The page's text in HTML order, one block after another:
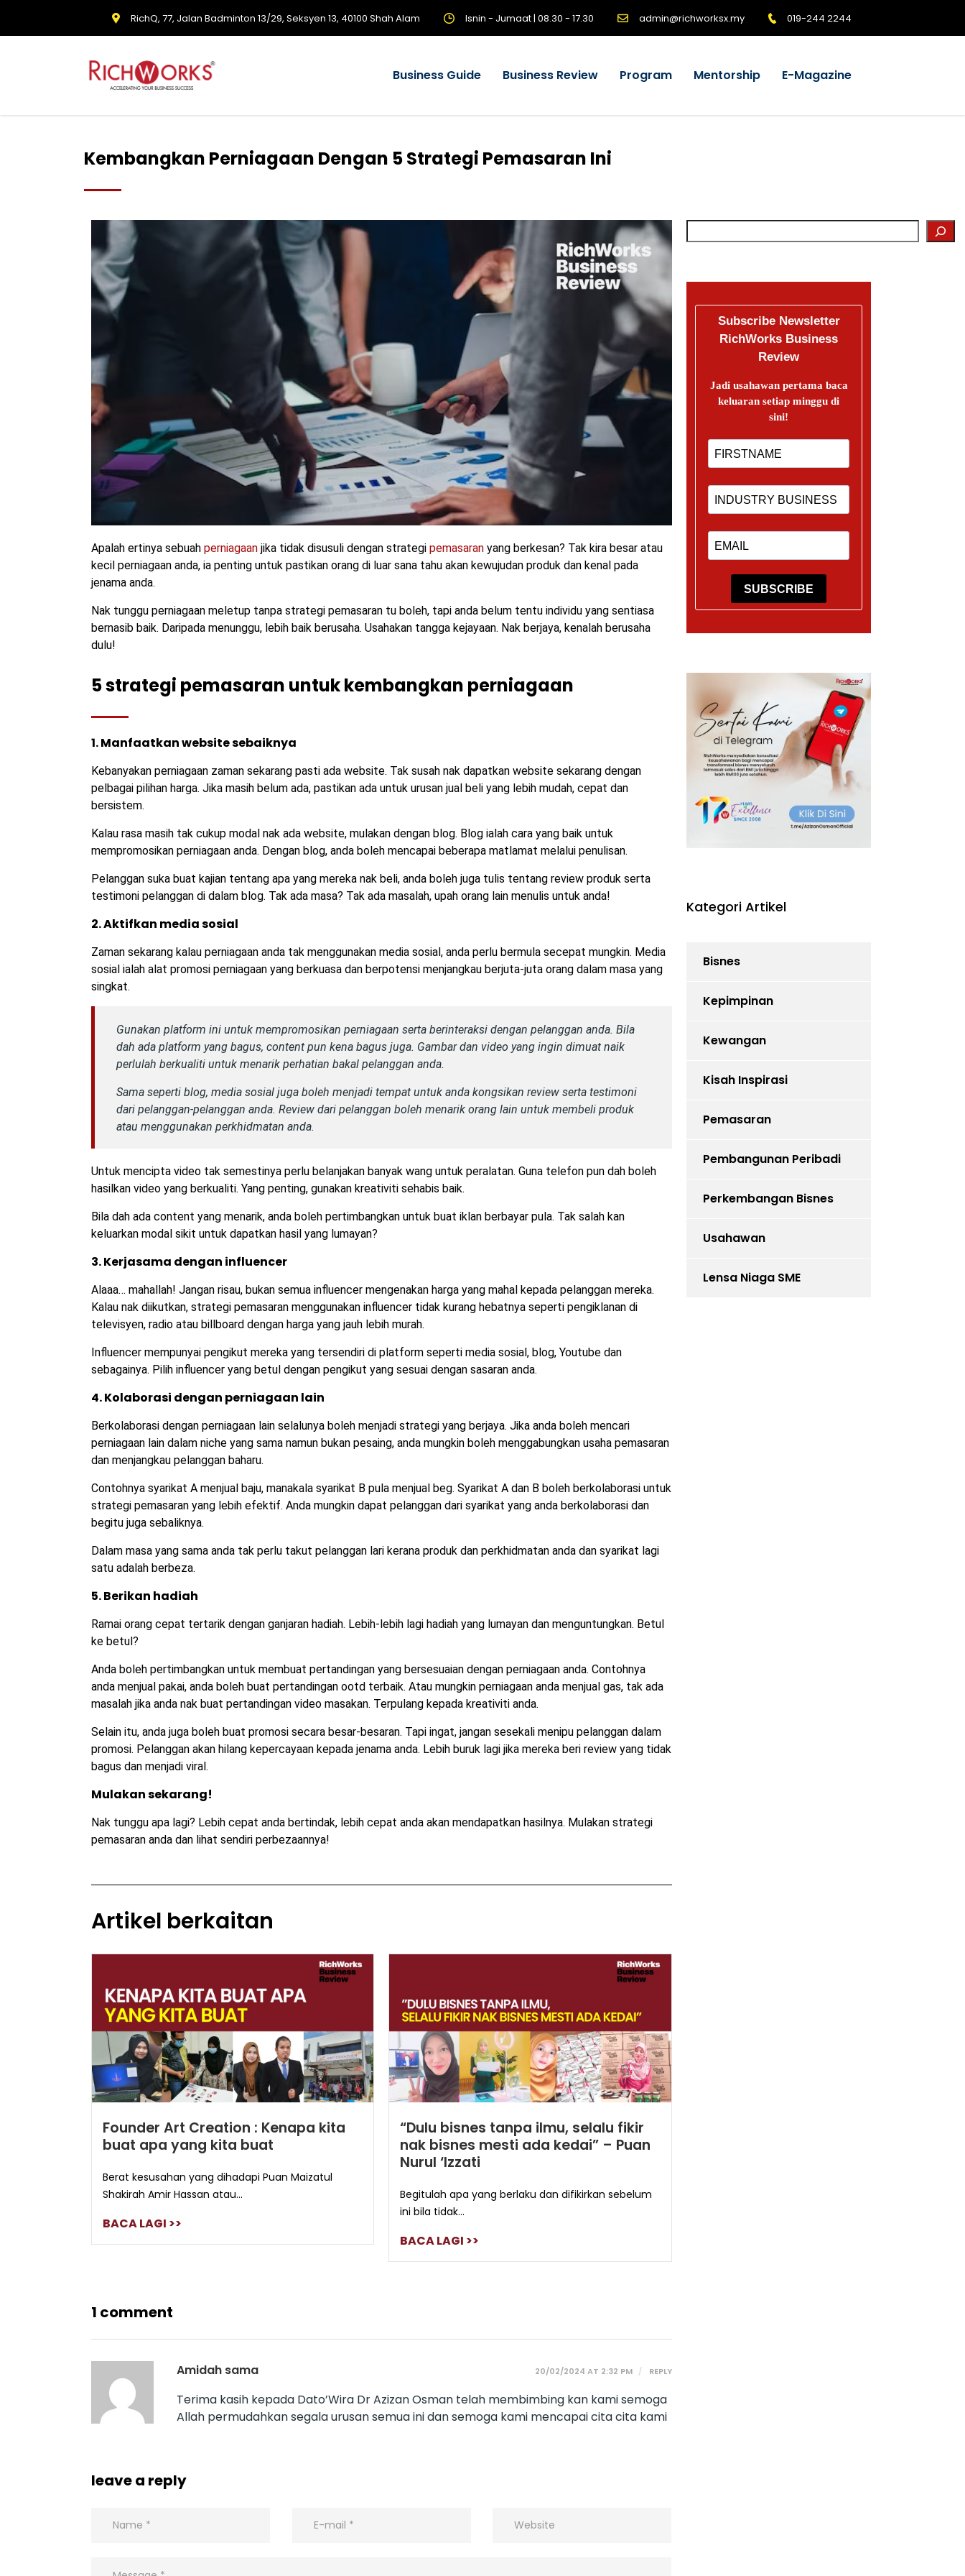
RichQ, 77, Jalan Badminton 13/29, Seksyen 13, 40100 Shah Alam Isnin - Jumaat | 08.30 - 17.30 admin@richworksx.my 019-244 2244
Business Guide Business Review Program Mentorship E-Magazine
Kembangkan Perniagaan Dengan 5 Strategi Pemasaran Ini
Apalah ertinya sebuah perniagaan jika tidak disusuli dengan strategi pemasaran yang berkesan? Tak kira besar atau
kecil perniagaan anda, ia penting untuk pastikan orang di luar sana tahu akan kewujudan produk dan kenal pada
jenama anda.
Nak tunggu perniagaan meletup tanpa strategi pemasaran tu boleh, tapi anda belum tentu individu yang sentiasa
bernasib baik. Daripada menunggu, lebih baik berusaha. Usahakan tangga kejayaan. Nak berjaya, kenalah berusaha
dulu!
5 strategi pemasaran untuk kembangkan perniagaan
1. Manfaatkan website sebaiknya
Kebanyakan perniagaan zaman sekarang pasti ada website. Tak susah nak dapatkan website sekarang dengan
pelbagai pilihan harga. Jika masih belum ada, pastikan ada untuk urusan jual beli yang lebih mudah, cepat dan
bersistem.
Kalau rasa masih tak cukup modal nak ada website, mulakan dengan blog. Blog ialah cara yang baik untuk
mempromosikan perniagaan anda. Dengan blog, anda boleh mencapai beberapa matlamat melalui penulisan.
Pelanggan suka buat kajian tentang apa yang mereka nak beli, anda boleh juga tulis tentang review produk serta
testimoni pelanggan di dalam blog. Tak ada masa? Tak ada masalah, upah orang lain menulis untuk anda!
2. Aktifkan media sosial
Zaman sekarang kalau perniagaan anda tak menggunakan media sosial, anda perlu bermula secepat mungkin. Media
sosial ialah alat promosi perniagaan yang berkuasa dan berpotensi menjangkau berjuta-juta orang dalam masa yang
singkat.
Gunakan platform ini untuk mempromosikan perniagaan serta berinteraksi dengan pelanggan anda. Bila
dah ada platform yang bagus, content pun kena bagus juga. Gambar dan video yang ingin dimuat naik
perlulah berkualiti untuk menarik perhatian bakal pelanggan anda.
Sama seperti blog, media sosial juga boleh menjadi tempat untuk anda kongsikan review serta testimoni
dari pelanggan-pelanggan anda. Review dari pelanggan boleh menarik orang lain untuk membeli produk
atau menggunakan perkhidmatan anda.
Untuk mencipta video tak semestinya perlu belanjakan banyak wang untuk peralatan. Guna telefon pun dah boleh
hasilkan video yang berkualiti. Yang penting, gunakan kreativiti sehabis baik.
Bila dah ada content yang menarik, anda boleh pertimbangkan untuk buat iklan berbayar pula. Tak salah kan
keluarkan modal sikit untuk dapatkan hasil yang lumayan?
3. Kerjasama dengan influencer
Alaaa… mahallah! Jangan risau, bukan semua influencer mengenakan harga yang mahal kepada pelanggan mereka.
Kalau nak diikutkan, strategi pemasaran menggunakan influencer tidak kurang hebatnya seperti pengiklanan di
televisyen, radio atau billboard dengan harga yang jauh lebih murah.
Influencer mempunyai pengikut mereka yang tersendiri di platform seperti media sosial, blog, Youtube dan
sebagainya. Pilih influencer yang betul dengan pengikut yang sesuai dengan sasaran anda.
4. Kolaborasi dengan perniagaan lain
Berkolaborasi dengan perniagaan lain selalunya boleh menjadi strategi yang berjaya. Jika anda boleh mencari
perniagaan lain dalam niche yang sama namun bukan pesaing, anda mungkin boleh menggabungkan usaha pemasaran
dan menjangkau pelanggan baharu.
Contohnya syarikat A menjual baju, manakala syarikat B pula menjual beg. Syarikat A dan B boleh berkolaborasi untuk
strategi pemasaran yang lebih efektif. Anda mungkin dapat pelanggan dari syarikat yang anda berkolaborasi dan
begitu juga sebaliknya.
Dalam masa yang sama anda tak perlu takut pelanggan lari kerana produk dan perkhidmatan anda dan syarikat lagi
satu adalah berbeza.
5. Berikan hadiah
Ramai orang cepat tertarik dengan ganjaran hadiah. Lebih-lebih lagi hadiah yang lumayan dan menguntungkan. Betul
ke betul?
Anda boleh pertimbangkan untuk membuat pertandingan yang bersesuaian dengan perniagaan anda. Contohnya
anda menjual pakai, anda boleh buat pertandingan ootd terbaik. Atau mungkin perniagaan anda menjual gas, tak ada
masalah jika anda nak buat pertandingan video masakan. Terpulang kepada kreativiti anda.
Selain itu, anda juga boleh buat promosi secara besar-besaran. Tapi ingat, jangan sesekali menipu pelanggan dalam
promosi. Pelanggan akan hilang kepercayaan kepada jenama anda. Lebih buruk lagi jika mereka beri review yang tidak
bagus dan menjadi viral.
Mulakan sekarang!
Nak tunggu apa lagi? Lebih cepat anda bertindak, lebih cepat anda akan mendapatkan hasilnya. Mulakan strategi
pemasaran anda dan lihat sendiri perbezaannya!
Artikel berkaitan
Founder Art Creation : Kenapa kita
buat apa yang kita buat
Berat kesusahan yang dihadapi Puan Maizatul
Shakirah Amir Hassan atau...
BACA LAGI >>
“Dulu bisnes tanpa ilmu, selalu fikir
nak bisnes mesti ada kedai” – Puan
Nurul ‘Izzati
Begitulah apa yang berlaku dan difikirkan sebelum
ini bila tidak...
BACA LAGI >>
1 comment
Amidah sama 20/02/2024 AT 2:32 PM REPLY
Terima kasih kepada Dato’Wira Dr Azizan Osman telah membimbing kan kami semoga
Allah permudahkan segala urusan semua ini dan semoga kami mencapai cita cita kami
leave a reply
Subscribe Newsletter
RichWorks Business
Review
Jadi usahawan pertama baca
keluaran setiap minggu di
sini!
SUBSCRIBE
Kategori Artikel
Bisnes
Kepimpinan
Kewangan
Kisah Inspirasi
Pemasaran
Pembangunan Peribadi
Perkembangan Bisnes
Usahawan
Lensa Niaga SME